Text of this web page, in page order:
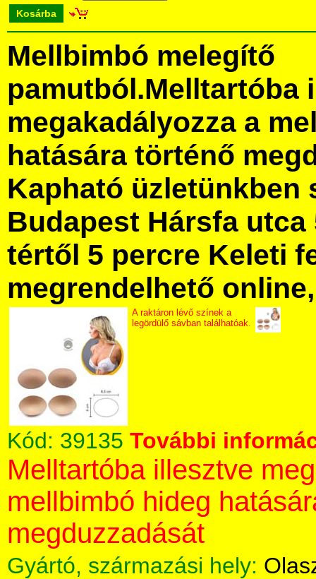
Kosárba
Mellbimbó melegítő
pamutból.Melltartóba
megakadályozza a
hatására történő
Kapható üzletünkben
Budapest Hársfa utca
tértől 5 percre Keleti
megrendelhető
A raktáron lévő színek a
legördülő sávban találhatóak.
Kód: 39135 További
Melltartóba illesztve
mellbimbó hideg
megduzzadását
Gyártó, származási hely: